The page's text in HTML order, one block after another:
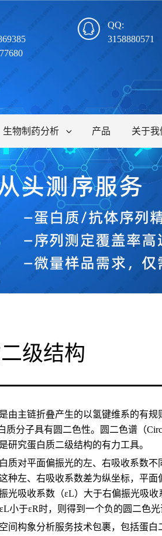
QQ:
3158880571
生物制药分析 产品 关于我
级结构
主链折叠产生的以氢键维系的有规
分子具有圆二色性。圆二色谱（
研究蛋白质二级结构的有力工具。
质对平面偏振光的左、右吸收系数
种左、右吸收系数差为纵坐标，平
光吸收系数（εL）大于右偏振光吸
小于εR时，则得到一个负的圆二色
间构象分析服务技术包裹，包括蛋